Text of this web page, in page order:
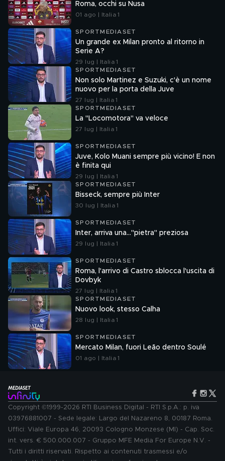
Roma, occhi su Nusa
01 ago | Italia 1
SPORTMEDIASET
Un grande ex Milan pronto al ritorno in
Serie A?
29 lug | Italia 1
SPORTMEDIASET
Non solo Martinez e Suzuki, c'è un nome
nuovo per la porta della Juve
27 lug | Italia 1
SPORTMEDIASET
La "Locomotora" va veloce
27 lug | Italia 1
SPORTMEDIASET
Juve, Kolo Muani sempre più vicino! E non
è finita qui
29 lug | Italia 1
SPORTMEDIASET
Bisseck, sempre più Inter
30 lug | Italia 1
SPORTMEDIASET
Inter, arriva una..."pietra" preziosa
29 lug | Italia 1
SPORTMEDIASET
Roma, l'arrivo di Castro sblocca l'uscita di
Dovbyk
27 lug | Italia 1
SPORTMEDIASET
Nuovo look, stesso Calha
28 lug | Italia 1
SPORTMEDIASET
Mercato Milan, fuori Leão dentro Soulé
01 ago | Italia 1
Copyright ©1999-2026 RTI Business Digital - RTI S.p.A.: p. iva
03976881007 - Sede legale: Largo del Nazareno 8, 00187 Roma.
Uffici: Viale Europa 46, 20093 Cologno Monzese (MI) - Cap. Soc.
int. vers. € 500.000.007 - Gruppo MFE Media For Europe N.V. -
Tutti i diritti riservati. Rispetto ai contenuti trasmessi e/o